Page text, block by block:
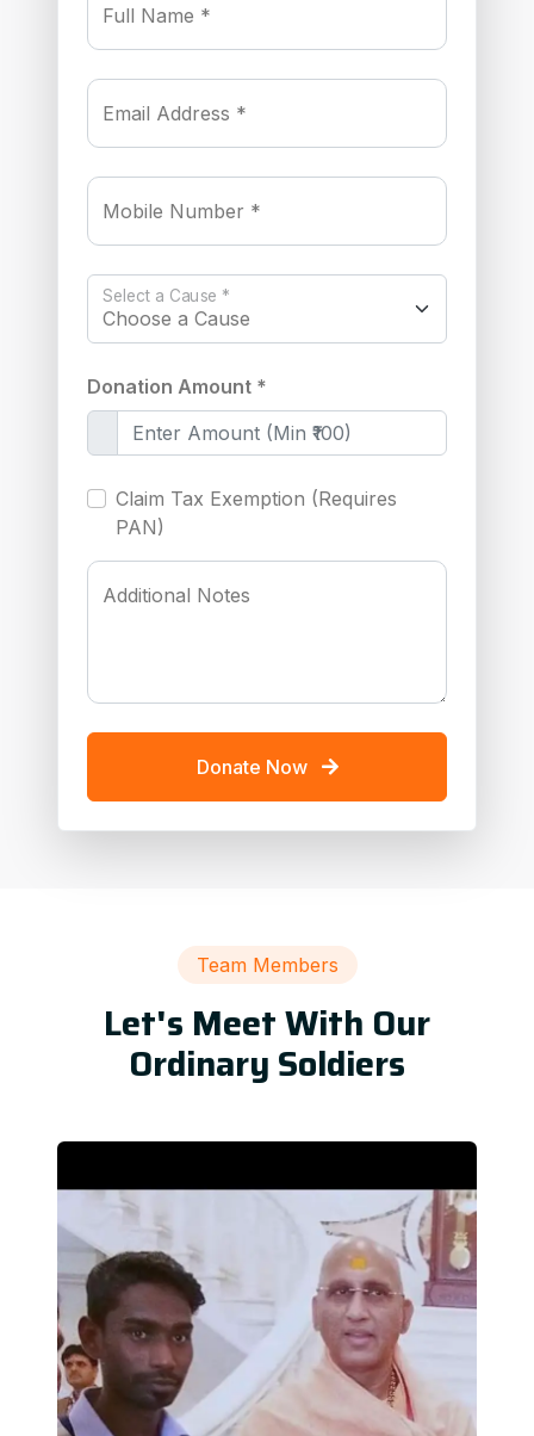
Full Name *
Email Address *
Mobile Number *
Select a Cause *
Donation Amount *
Claim Tax Exemption (Requires
PAN)
Additional Notes
Donate Now
Team Members
Let's Meet With Our
Ordinary Soldiers